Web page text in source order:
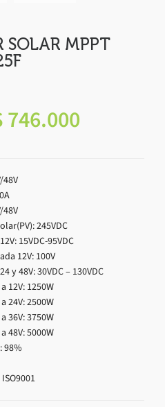
SOLAR MPPT
746.000
48V
48V
245VDC
15VDC-95VDC
12V: 100V
y 48V: 30VDC – 130VDC
12V: 1250W
24V: 2500W
36V: 3750W
48V: 5000W
98%